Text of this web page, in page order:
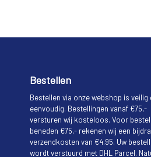
Bestellen
Bestellen via onze webshop is veilig
eenvoudig. Bestellingen vanaf €75,-
versturen wij kosteloos. Voor
beneden €75,- rekenen wij een
verzendkosten van €4.95. Uw
wordt verstuurd met DHL Parcel.